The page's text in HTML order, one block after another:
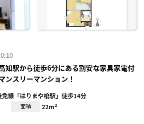
知駅から徒歩6分にある割安な家具家電付
ンスリーマンション！
免線「はりまや橋駅」徒歩14分
面積 22m²